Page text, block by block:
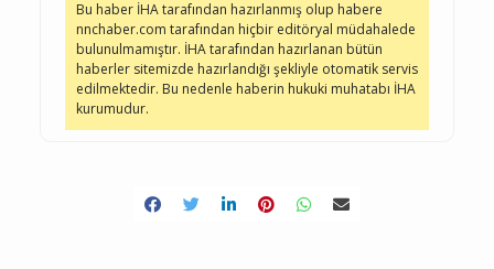
Bu haber İHA tarafından hazırlanmış olup habere
nnchaber.com tarafından hiçbir editöryal müdahalede
bulunulmamıştır. İHA tarafından hazırlanan bütün
haberler sitemizde hazırlandığı şekliyle otomatik servis
edilmektedir. Bu nedenle haberin hukuki muhatabı İHA
kurumudur.